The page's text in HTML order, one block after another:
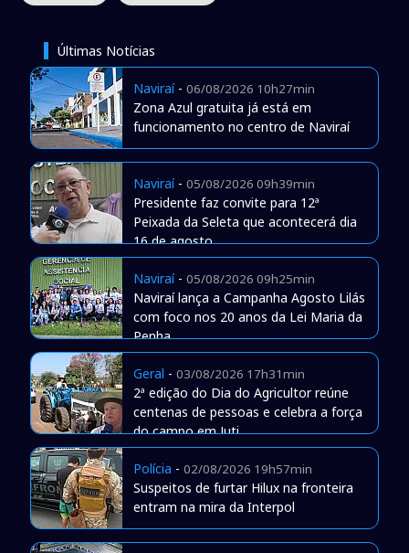
Últimas Notícias
Naviraí- 06/08/2026 10h27min
Zona Azul gratuita já está em
funcionamento no centro de Naviraí
Naviraí- 05/08/2026 09h39min
Presidente faz convite para 12ª
Peixada da Seleta que acontecerá dia
16 de agosto
Naviraí- 05/08/2026 09h25min
Naviraí lança a Campanha Agosto Lilás
com foco nos 20 anos da Lei Maria da
Penha
Geral - 03/08/2026 17h31min
2ª edição do Dia do Agricultor reúne
centenas de pessoas e celebra a força
do campo em Juti
Polícia - 02/08/2026 19h57min
Suspeitos de furtar Hilux na fronteira
entram na mira da Interpol